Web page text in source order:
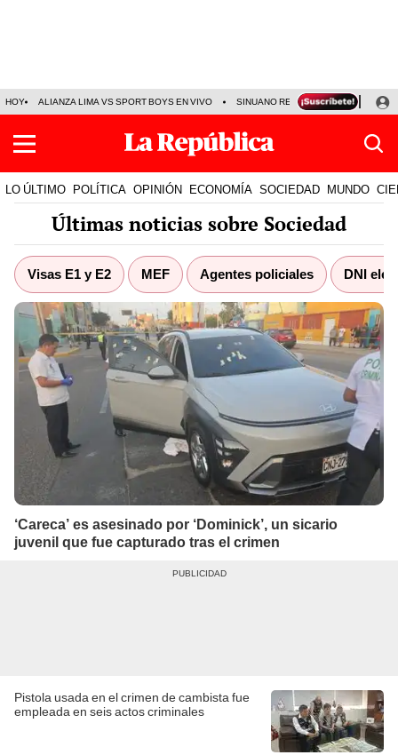
HOY ALIANZA LIMA VS SPORT BOYS EN VIVO SINUANO RESULTADOS HOY
LO ÚLTIMO POLÍTICA OPINIÓN ECONOMÍA SOCIEDAD MUNDO
Últimas noticias sobre Sociedad
Visas E1 y E2 MEF Agentes policiales DNI
‘Careca’ es asesinado por ‘Dominick’, un sicario
juvenil que fue capturado tras el crimen
Pistola usada en el crimen de cambista fue
empleada en seis actos criminales